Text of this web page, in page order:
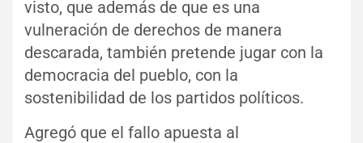
visto, que además de que es una
vulneración de derechos de manera
descarada, también pretende jugar con la
democracia del pueblo, con la
sostenibilidad de los partidos políticos.
Agregó que el fallo apuesta al